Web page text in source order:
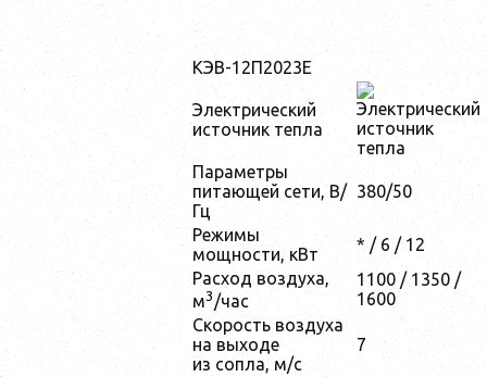
КЭВ-12П2023Е
Электрический
источник тепла
Параметры
питающей сети, В/
Гц
380/50
Режимы
мощности, кВт
* / 6 / 12
Расход воздуха,
м3 /час
1100 / 1350 /
1600
Скорость воздуха
на выходе
из сопла, м/с
7